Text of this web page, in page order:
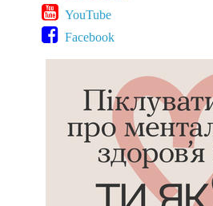
YouTube
Facebook